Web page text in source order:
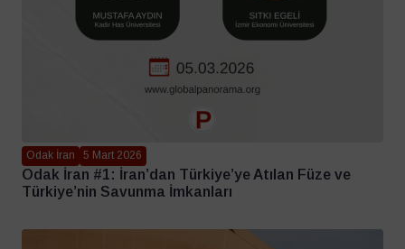
Odak İran 5 Mart 2026
Odak İran #1: İran’dan Türkiye’ye Atılan Füze ve
Türkiye’nin Savunma İmkanları